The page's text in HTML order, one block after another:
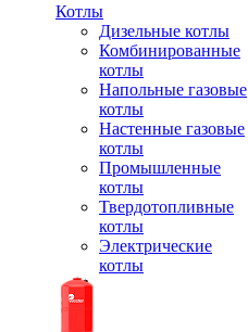
Котлы
Дизельные котлы
Комбинированные
котлы
Напольные газовые
котлы
Настенные газовые
котлы
Промышленные
котлы
Твердотопливные
котлы
Электрические
котлы